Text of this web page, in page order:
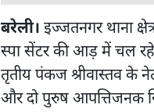
बरेली। इज्जतनगर थाना
स्पा सेंटर की आड़ में चल
तृतीय पंकज श्रीवास्तव के
और दो पुरुष आपत्तिजनक